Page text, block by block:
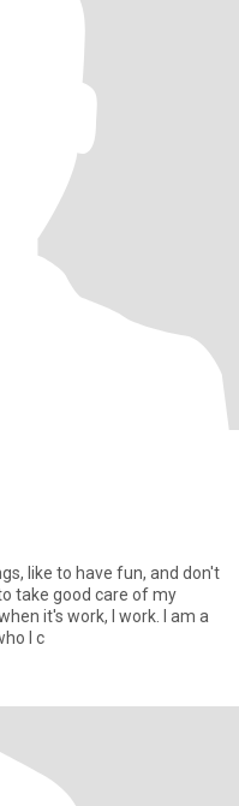
like to have fun, and don't
take good care of my
it's work, I work. I am a
I c